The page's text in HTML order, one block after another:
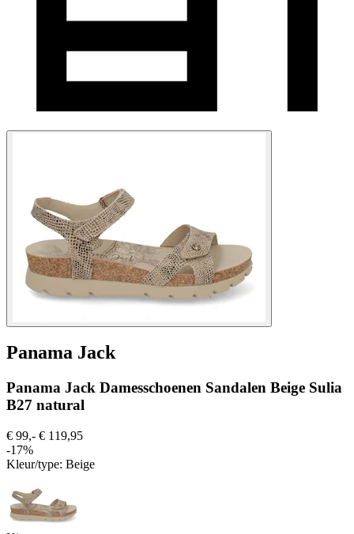
Panama Jack
Panama Jack Damesschoenen Sandalen Beige Sulia
B27 natural
€ 99,- € 119,95
-17%
Kleur/type: Beige